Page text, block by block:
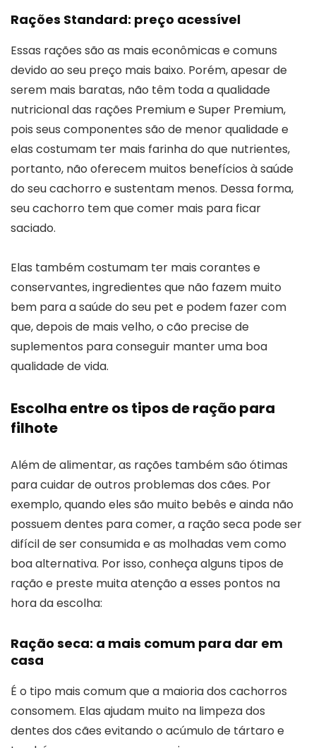
Rações Standard: preço acessível
Essas rações são as mais econômicas e comuns
devido ao seu preço mais baixo. Porém, apesar de
serem mais baratas, não têm toda a qualidade
nutricional das rações Premium e Super Premium,
pois seus componentes são de menor qualidade e
elas costumam ter mais farinha do que nutrientes,
portanto, não oferecem muitos benefícios à saúde
do seu cachorro e sustentam menos. Dessa forma,
seu cachorro tem que comer mais para ficar
saciado.
Elas também costumam ter mais corantes e
conservantes, ingredientes que não fazem muito
bem para a saúde do seu pet e podem fazer com
que, depois de mais velho, o cão precise de
suplementos para conseguir manter uma boa
qualidade de vida.
Escolha entre os tipos de ração para
filhote
Além de alimentar, as rações também são ótimas
para cuidar de outros problemas dos cães. Por
exemplo, quando eles são muito bebês e ainda não
possuem dentes para comer, a ração seca pode ser
difícil de ser consumida e as molhadas vem como
boa alternativa. Por isso, conheça alguns tipos de
ração e preste muita atenção a esses pontos na
hora da escolha:
Ração seca: a mais comum para dar em
casa
É o tipo mais comum que a maioria dos cachorros
consomem. Elas ajudam muito na limpeza dos
dentes dos cães evitando o acúmulo de tártaro e